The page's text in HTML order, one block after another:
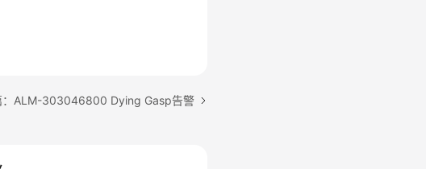
：ALM-303046800 Dying Gasp告警